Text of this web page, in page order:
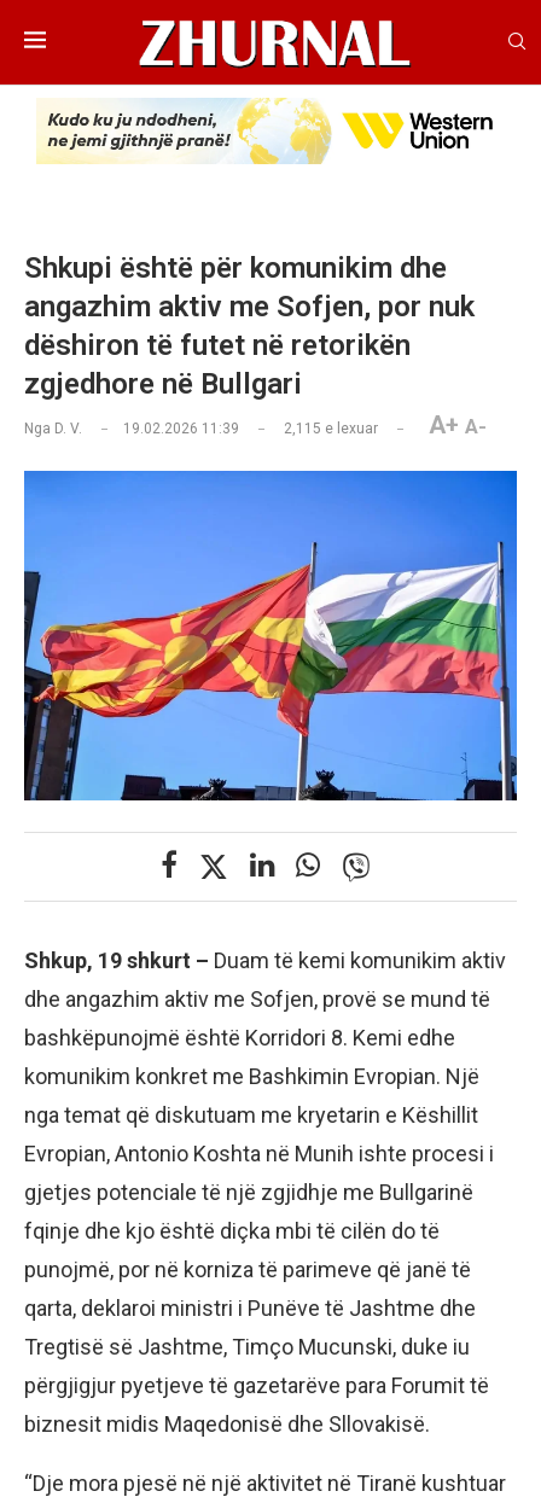
Shkupi është për komunikim dhe
angazhim aktiv me Sofjen, por nuk
dëshiron të futet në retorikën
zgjedhore në Bullgari
Nga D. V. 19.02.2026 11:39 2,115 e lexuar A+ A-
Shkup, 19 shkurt – Duam të kemi komunikim aktiv
dhe angazhim aktiv me Sofjen, provë se mund të
bashkëpunojmë është Korridori 8. Kemi edhe
komunikim konkret me Bashkimin Evropian. Një
nga temat që diskutuam me kryetarin e Këshillit
Evropian, Antonio Koshta në Munih ishte procesi i
gjetjes potenciale të një zgjidhje me Bullgarinë
fqinje dhe kjo është diçka mbi të cilën do të
punojmë, por në korniza të parimeve që janë të
qarta, deklaroi ministri i Punëve të Jashtme dhe
Tregtisë së Jashtme, Timço Mucunski, duke iu
përgjigjur pyetjeve të gazetarëve para Forumit të
biznesit midis Maqedonisë dhe Sllovakisë.
“Dje mora pjesë në një aktivitet në Tiranë kushtuar